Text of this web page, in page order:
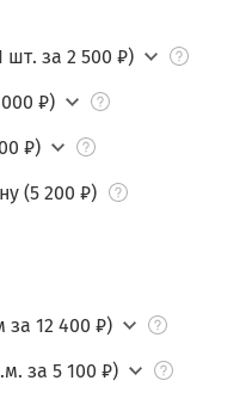
за 2 500 ₽)
₽)
₽)
(5 200 ₽)
за 12 400 ₽)
за 5 100 ₽)